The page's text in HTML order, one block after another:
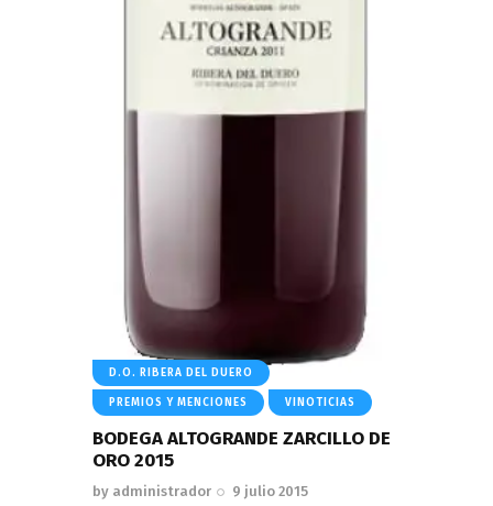
D.O. RIBERA DEL DUERO
PREMIOS Y MENCIONES VINOTICIAS
BODEGA ALTOGRANDE ZARCILLO DE
ORO 2015
by administrador 9 julio 2015